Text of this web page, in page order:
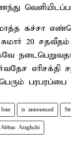
கச்சா
20
சர்வதேச
பரபரப்பை
Iran is announced
Abbas Araghchi